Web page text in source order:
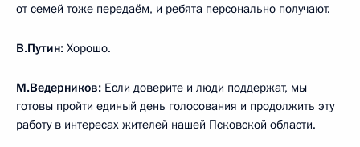
от семей тоже передаём, и ребята персонально получают.
В.Путин: Хорошо.
М.Ведерников: Если доверите и люди поддержат, мы
готовы пройти единый день голосования и продолжить эту
работу в интересах жителей нашей Псковской области.